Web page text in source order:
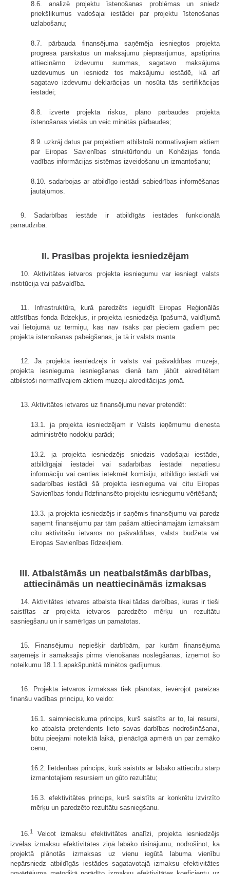
8.6. analizē projektu īstenošanas problēmas un sniedz
priekšlikumus vadošajai iestādei par projektu īstenošanas
uzlabošanu;
8.7. pārbauda finansējuma saņēmēja iesniegtos projekta
progresa pārskatus un maksājumu pieprasījumus, apstiprina
attiecināmo izdevumu summas, sagatavo maksājuma
uzdevumus un iesniedz tos maksājumu iestādē, kā arī
sagatavo izdevumu deklarācijas un nosūta tās sertifikācijas
iestādei;
8.8. izvērtē projekta riskus, plāno pārbaudes projekta
īstenošanas vietās un veic minētās pārbaudes;
8.9. uzkrāj datus par projektiem atbilstoši normatīvajiem aktiem
par Eiropas Savienības struktūrfondu un Kohēzijas fonda
vadības informācijas sistēmas izveidošanu un izmantošanu;
8.10. sadarbojas ar atbildīgo iestādi sabiedrības informēšanas
jautājumos.
9. Sadarbības iestāde ir atbildīgās iestādes funkcionālā
pārraudzībā.
II. Prasības projekta iesniedzējam
10. Aktivitātes ietvaros projekta iesniegumu var iesniegt valsts
institūcija vai pašvaldība.
11. Infrastruktūra, kurā paredzēts ieguldīt Eiropas Reģionālās
attīstības fonda līdzekļus, ir projekta iesniedzēja īpašumā, valdījumā
vai lietojumā uz termiņu, kas nav īsāks par pieciem gadiem pēc
projekta īstenošanas pabeigšanas, ja tā ir valsts manta.
12. Ja projekta iesniedzējs ir valsts vai pašvaldības muzejs,
projekta iesnieguma iesniegšanas dienā tam jābūt akreditētam
atbilstoši normatīvajiem aktiem muzeju akreditācijas jomā.
13. Aktivitātes ietvaros uz finansējumu nevar pretendēt:
13.1. ja projekta iesniedzējam ir Valsts ieņēmumu dienesta
administrēto nodokļu parādi;
13.2. ja projekta iesniedzējs sniedzis vadošajai iestādei,
atbildīgajai iestādei vai sadarbības iestādei nepatiesu
informāciju vai centies ietekmēt komisiju, atbildīgo iestādi vai
sadarbības iestādi šā projekta iesnieguma vai citu Eiropas
Savienības fondu līdzfinansēto projektu iesniegumu vērtēšanā;
13.3. ja projekta iesniedzējs ir saņēmis finansējumu vai paredz
saņemt finansējumu par tām pašām attiecināmajām izmaksām
citu aktivitāšu ietvaros no pašvaldības, valsts budžeta vai
Eiropas Savienības līdzekļiem.
III. Atbalstāmās un neatbalstāmās darbības,
attiecināmās un neattiecināmās izmaksas
14. Aktivitātes ietvaros atbalsta tikai tādas darbības, kuras ir tieši
saistītas ar projekta ietvaros paredzēto mērķu un rezultātu
sasniegšanu un ir samērīgas un pamatotas.
15. Finansējumu nepiešķir darbībām, par kurām finansējuma
saņēmējs ir samaksājis pirms vienošanās noslēgšanas, izņemot šo
noteikumu 18.1.1.apakšpunktā minētos gadījumus.
16. Projekta ietvaros izmaksas tiek plānotas, ievērojot pareizas
finanšu vadības principu, ko veido:
16.1. saimnieciskuma princips, kurš saistīts ar to, lai resursi,
ko atbalsta pretendents lieto savas darbības nodrošināšanai,
būtu pieejami noteiktā laikā, pienācīgā apmērā un par zemāko
cenu;
16.2. lietderības princips, kurš saistīts ar labāko attiecību starp
izmantotajiem resursiem un gūto rezultātu;
16.3. efektivitātes princips, kurš saistīts ar konkrētu izvirzīto
mērķu un paredzēto rezultātu sasniegšanu.
16.1
Veicot izmaksu efektivitātes analīzi, projekta iesniedzējs
izvēlas izmaksu efektivitātes ziņā labāko risinājumu, nodrošinot, ka
projektā plānotās izmaksas uz vienu iegūtā labuma vienību
nepārsniedz atbildīgās iestādes sagatavotajā izmaksu efektivitātes